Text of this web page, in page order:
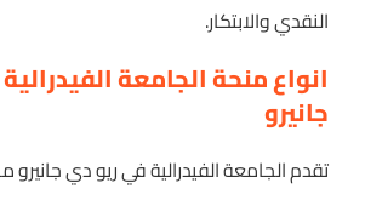
النقدي والابتكار.
انواع منحة الجامعة
جانيرو
تقدم الجامعة الفيدرالية في ريو دي